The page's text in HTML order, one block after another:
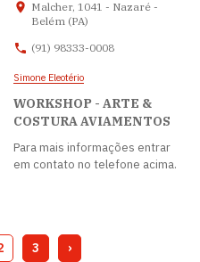
Malcher, 1041 - Nazaré -
Belém (PA)
(91) 98333-0008
Simone Eleotério
WORKSHOP - ARTE &
COSTURA AVIAMENTOS
Para mais informações entrar
em contato no telefone acima.
3 ›